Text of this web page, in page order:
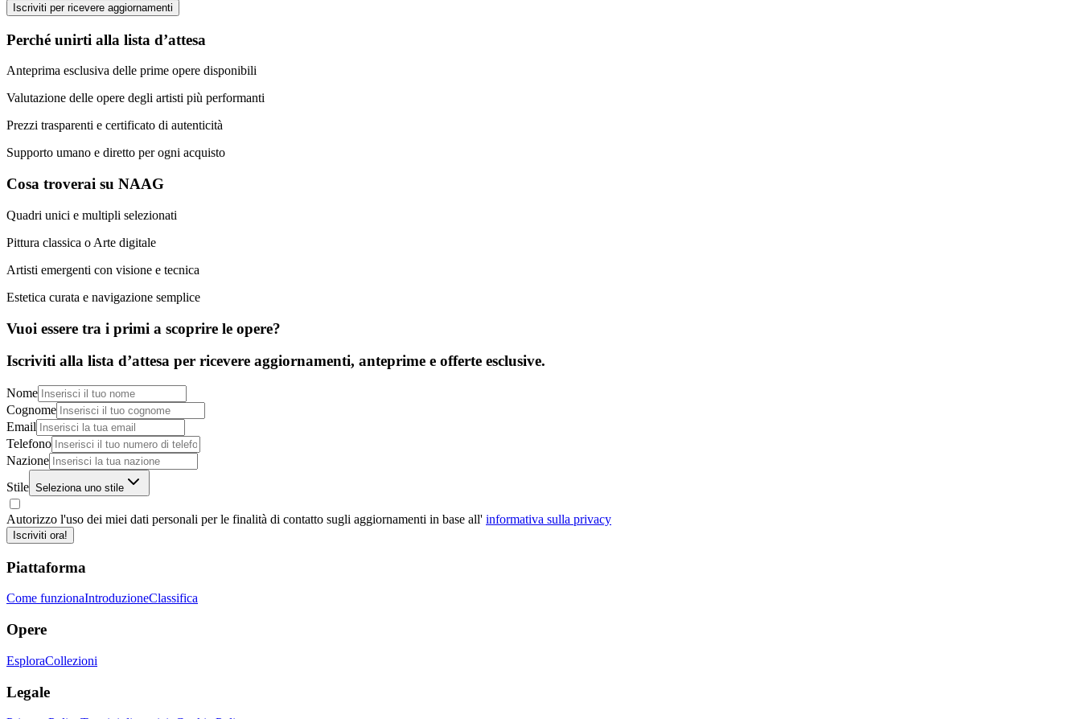
Iscriviti per ricevere aggiornamenti
Perché unirti alla lista d’attesa
Anteprima esclusiva delle prime opere disponibili
Valutazione delle opere degli artisti più performanti
Prezzi trasparenti e certificato di autenticità
Supporto umano e diretto per ogni acquisto
Cosa troverai su NAAG
Quadri unici e multipli selezionati
Pittura classica o Arte digitale
Artisti emergenti con visione e tecnica
Estetica curata e navigazione semplice
Vuoi essere tra i primi a scoprire le opere?
Iscriviti alla lista d’attesa per ricevere aggiornamenti, anteprime e offerte esclusive.
Nome
Cognome
Email
Telefono
Nazione
Stile Seleziona uno stile
Autorizzo l'uso dei miei dati personali per le finalità di contatto sugli aggiornamenti in base all' informativa sulla privacy
Iscriviti ora!
Piattaforma
Come funzionaIntroduzioneClassifica
Opere
EsploraCollezioni
Legale